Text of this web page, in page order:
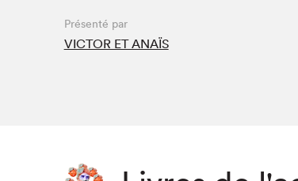
Présenté par
VICTOR ET ANAÏS